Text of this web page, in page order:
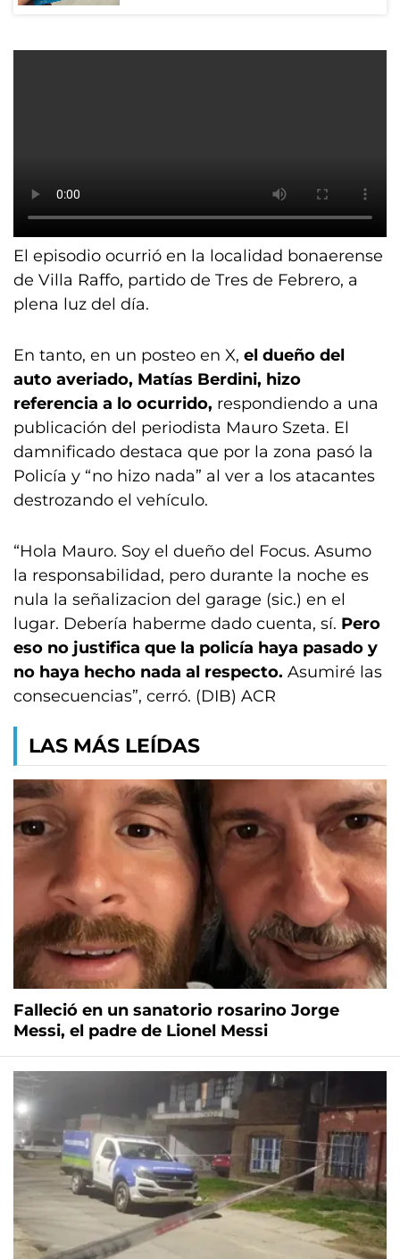
El episodio ocurrió en la localidad bonaerense
de Villa Raffo, partido de Tres de Febrero, a
plena luz del día.
En tanto, en un posteo en X, el dueño del
auto averiado, Matías Berdini, hizo
referencia a lo ocurrido, respondiendo a una
publicación del periodista Mauro Szeta. El
damnificado destaca que por la zona pasó la
Policía y “no hizo nada” al ver a los atacantes
destrozando el vehículo.
“Hola Mauro. Soy el dueño del Focus. Asumo
la responsabilidad, pero durante la noche es
nula la señalizacion del garage (sic.) en el
lugar. Debería haberme dado cuenta, sí. Pero
eso no justifica que la policía haya pasado y
no haya hecho nada al respecto. Asumiré las
consecuencias”, cerró. (DIB) ACR
LAS MÁS LEÍDAS
Falleció en un sanatorio rosarino Jorge
Messi, el padre de Lionel Messi